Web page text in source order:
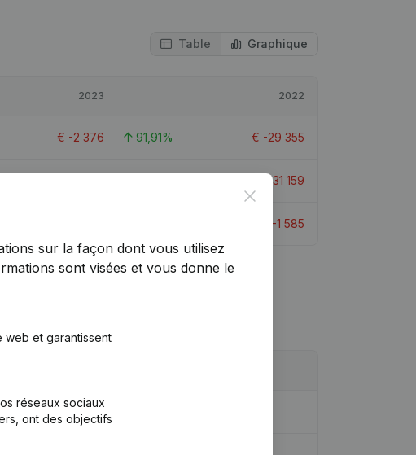
Table Graphique
2023 2022
€ -2 376 91,91% € -29 355
-231 159
-1 585
Close
sur la façon dont vous utilisez
sont visées et vous donne le
web et garantissent
réseaux sociaux
ont des objectifs